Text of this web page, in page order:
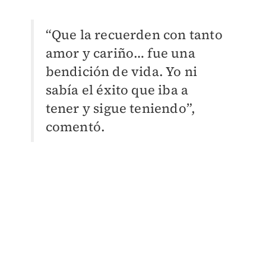
“Que la recuerden con tanto
amor y cariño… fue una
bendición de vida. Yo ni
sabía el éxito que iba a
tener y sigue teniendo”,
comentó.